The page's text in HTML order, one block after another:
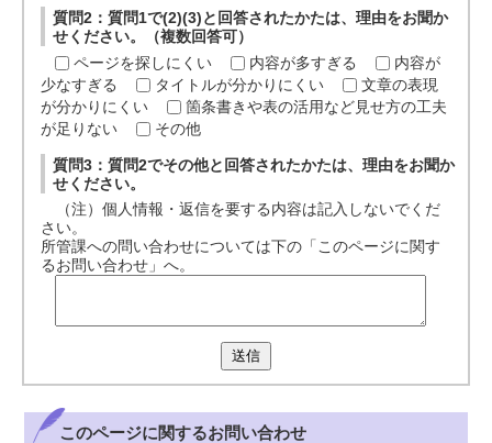
質問2：質問1で(2)(3)と回答されたかたは、理由をお聞か
せください。（複数回答可）
ページを探しにくい
内容が多すぎる
内容が
少なすぎる
タイトルが分かりにくい
文章の表現
が分かりにくい
箇条書きや表の活用など見せ方の工夫
が足りない
その他
質問3：質問2でその他と回答されたかたは、理由をお聞か
せください。
（注）個人情報・返信を要する内容は記入しないでくだ
さい。
所管課への問い合わせについては下の「このページに関す
るお問い合わせ」へ。
送信
このページに関するお問い合わせ